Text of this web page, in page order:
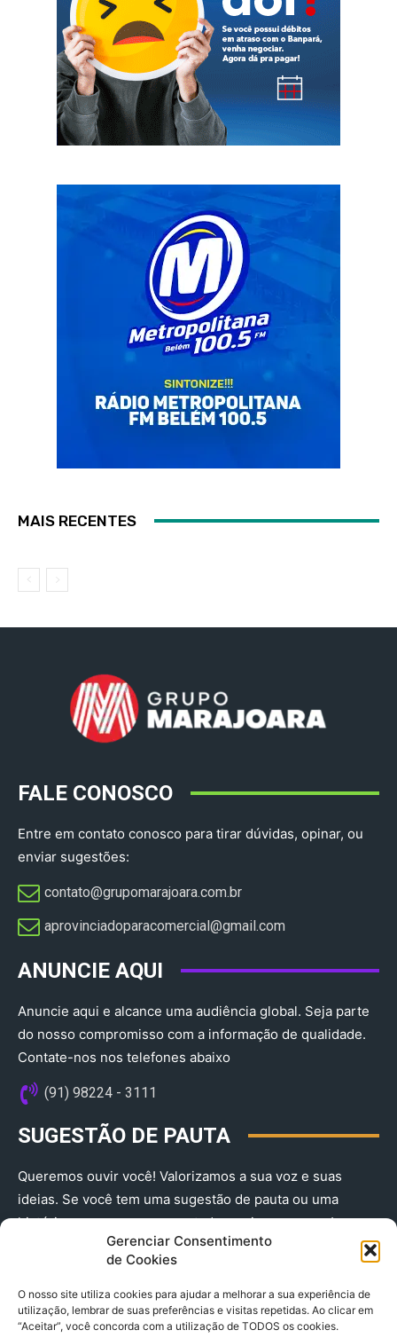
Gerenciar Consentimento
de Cookies
O nosso site utiliza cookies para ajudar a melhorar a sua experiência de
utilização, lembrar de suas preferências e visitas repetidas. Ao clicar em
“Aceitar”, você concorda com a utilização de TODOS os cookies.
MAIS RECENTES
FALE CONOSCO
Entre em contato conosco para tirar dúvidas, opinar, ou
enviar sugestões:
contato@grupomarajoara.com.br
aprovinciadoparacomercial@gmail.com​
ANUNCIE AQUI
Anuncie aqui e alcance uma audiência global. Seja parte
do nosso compromisso com a informação de qualidade.
Contate-nos nos telefones abaixo
(91) 98224 - 3111
SUGESTÃO DE PAUTA
Queremos ouvir você! Valorizamos a sua voz e suas
ideias. Se você tem uma sugestão de pauta ou uma
história que merece ser contada, envie-nos agora!
(91) 98224 - 3111